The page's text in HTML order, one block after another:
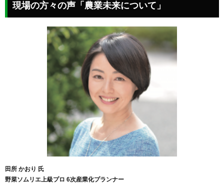
現場の方々の声「農業未来について」
田所 かおり 氏
野菜ソムリエ上級プロ 6次産業化プランナー